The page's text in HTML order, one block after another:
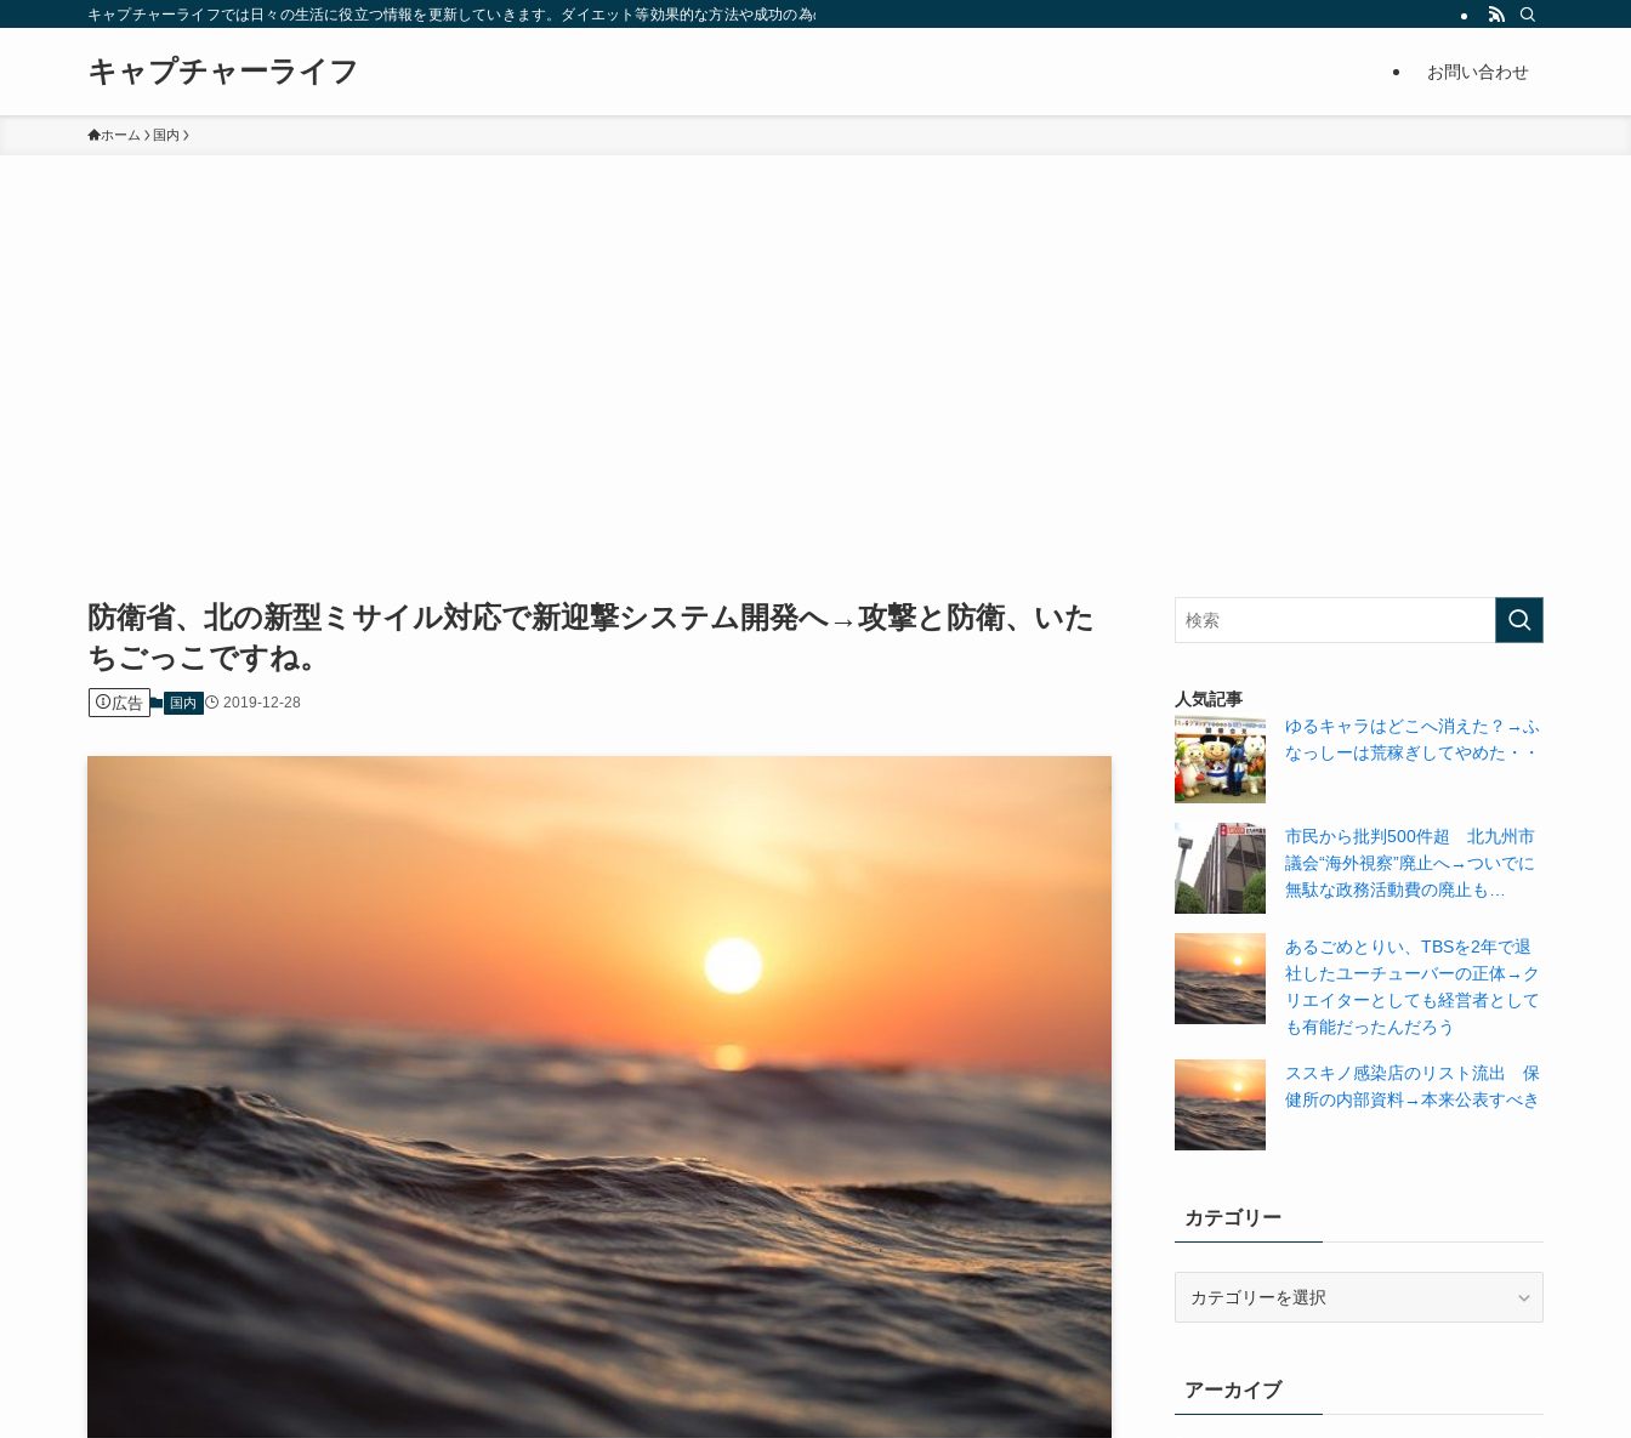
キャプチャーライフでは日々の生活に役立つ情報を更新していきます。ダイエット等効果的な方法や成功の為の秘訣等。太ったり悩んでいる方々が簡単に痩せることが出来るように分かりやすくまとめています。
キャプチャーライフ お問い合わせ
ホーム 国内
防衛省、北の新型ミサイル対応で新迎撃システム開発へ→攻撃と防衛、いた
ちごっこですね。
広告 国内 2019-12-28
人気記事
ゆるキャラはどこへ消えた？→ふ
なっしーは荒稼ぎしてやめた・・
市民から批判500件超 北九州市
議会“海外視察”廃止へ→ついでに
無駄な政務活動費の廃止も…
あるごめとりい、TBSを2年で退
社したユーチューバーの正体→ク
リエイターとしても経営者として
も有能だったんだろう
ススキノ感染店のリスト流出 保
健所の内部資料→本来公表すべき
カテゴリー
ーアーカイブ